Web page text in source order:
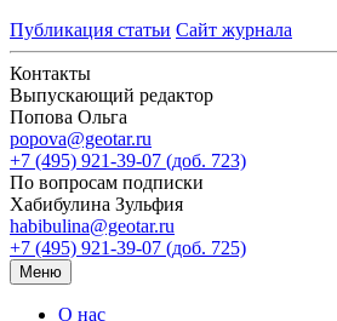
Публикация статьи Сайт журнала
Контакты
Выпускающий редактор
Попова Ольга
popova@geotar.ru
+7 (495) 921-39-07 (доб. 723)
По вопросам подписки
Хабибулина Зульфия
habibulina@geotar.ru
+7 (495) 921-39-07 (доб. 725)
Меню
О нас